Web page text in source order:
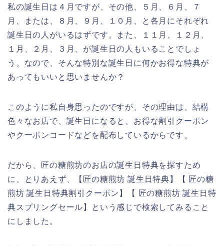
私の誕生日は４月ですが、その他、５月、６月、７
月、または、８月、９月、１０月、と各月にそれぞれ
誕生日の人がいるはずです。また、１１月、１２月、
１月、２月、３月、が誕生日の人もいることでしょ
う。なので、そんな特別な誕生日に何かお得な特典が
あってもいいと思いませんか？
このように私自身思ったのですが、その理由は、結構
色々なお店で、誕生日になると、お得な割引クーポン
やクーポンコードなどを配布しているからです。
だから、匠の糖煎坊のお店の誕生日特典を探すため
に、とりあえず、【匠の糖煎坊 誕生日特典】【 匠の糖
煎坊 誕生日特典割引クーポン】【 匠の糖煎坊 誕生日特
典スプリングセール】という感じで検索してみること
にしました。